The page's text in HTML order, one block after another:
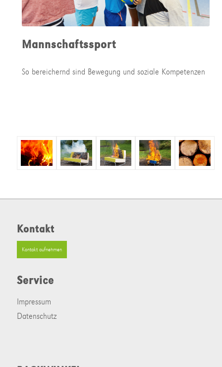
Mannschaftssport
So bereichernd sind Bewegung und soziale Kompetenzen
Kontakt
Kontakt aufnehmen
Service
Impressum
Datenschutz